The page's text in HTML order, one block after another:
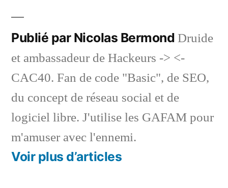
Publié par Nicolas Bermond Druide
et ambassadeur de Hackeurs -> <-
CAC40. Fan de code "Basic", de SEO,
du concept de réseau social et de
logiciel libre. J'utilise les GAFAM pour
m'amuser avec l'ennemi.
Voir plus d’articles